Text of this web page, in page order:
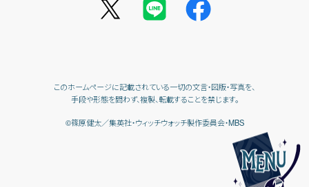
このホームページに記載されている一切の文言・図版・写真を、
手段や形態を問わず、複製、転載することを禁じます。
©篠原健太／集英社・ウィッチウォッチ製作委員会・MBS